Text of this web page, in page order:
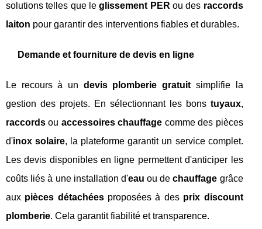
solutions telles que leglissement PER ou des raccords
laiton pour garantir des interventions fiables et durables.
Demande et fourniture de devis en ligne
Le recours à un devis plomberie gratuit simplifie la
gestion des projets. En sélectionnant les bons tuyaux,
raccords ou accessoires chauffage comme des pièces
d'inox solaire, la plateforme garantit un service complet.
Les devis disponibles en ligne permettent d'anticiper les
coûts liés à une installation d'eau ou dechauffage grâce
aux pièces détachéesproposées à des prix discount
plomberie. Cela garantit fiabilité et transparence.